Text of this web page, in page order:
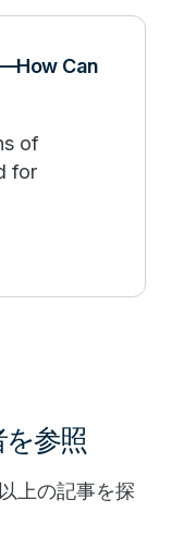
Can
of
for
参照
上の記事を探